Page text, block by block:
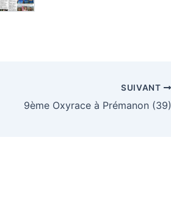
SUIVANT
9ème Oxyrace à Prémanon (39)